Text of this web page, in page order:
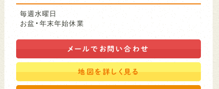
毎週水曜日
お盆・年末年始休業
メールで お問い合わせ
地図を詳しく見る